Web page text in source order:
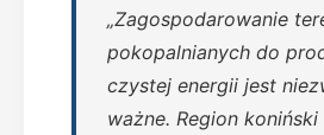
„Zagospodarowanie
pokopalnianych do
czystej energii jest
ważne. Region koniński